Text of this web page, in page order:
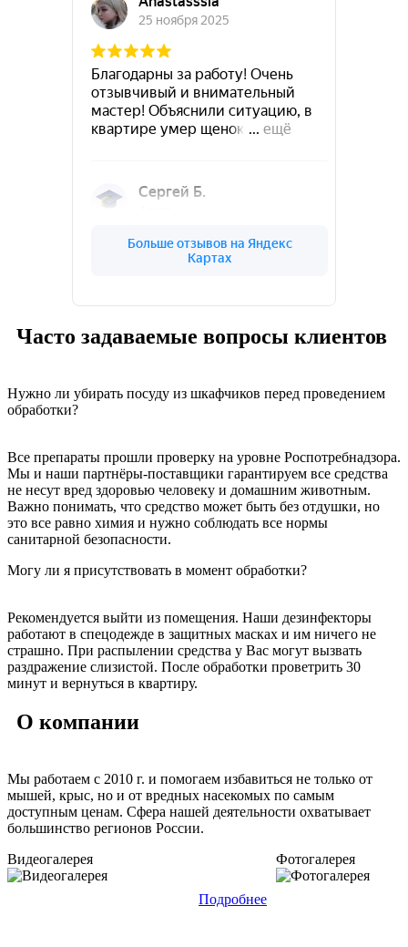
Часто задаваемые вопросы клиентов
Нужно ли убирать посуду из шкафчиков перед проведением
обработки?
Все препараты прошли проверку на уровне Роспотребнадзора.
Мы и наши партнёры-поставщики гарантируем все средства
не несут вред здоровью человеку и домашним животным.
Важно понимать, что средство может быть без отдушки, но
это все равно химия и нужно соблюдать все нормы
санитарной безопасности.
Могу ли я присутствовать в момент обработки?
Рекомендуется выйти из помещения. Наши дезинфекторы
работают в спецодежде в защитных масках и им ничего не
страшно. При распылении средства у Вас могут вызвать
раздражение слизистой. После обработки проветрить 30
минут и вернуться в квартиру.
О компании
Мы работаем с 2010 г. и помогаем избавиться не только от
мышей, крыс, но и от вредных насекомых по самым
доступным ценам. Сфера нашей деятельности охватывает
большинство регионов России.
Видеогалерея
Подробнее
Фотогалерея